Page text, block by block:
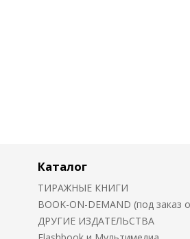
Каталог
ТИРАЖНЫЕ КНИГИ
BOOK-ON-DEMAND (под заказ
ДРУГИЕ ИЗДАТЕЛЬСТВА